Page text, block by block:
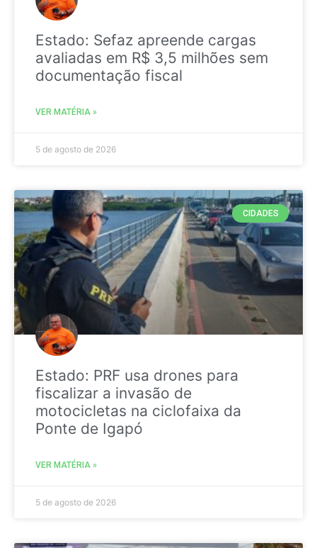
Estado: Sefaz apreende cargas
avaliadas em R$ 3,5 milhões sem
documentação fiscal
VER MATÉRIA »
5 de agosto de 2026
CIDADES
Estado: PRF usa drones para
fiscalizar a invasão de
motocicletas na ciclofaixa da
Ponte de Igapó
VER MATÉRIA »
5 de agosto de 2026